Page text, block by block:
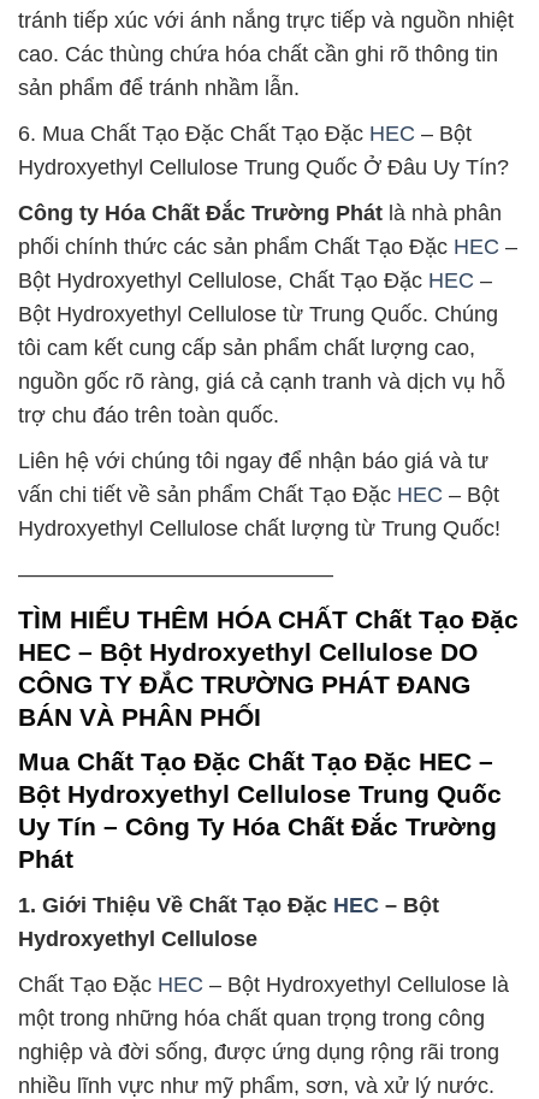
tránh tiếp xúc với ánh nắng trực tiếp và nguồn nhiệt
cao. Các thùng chứa hóa chất cần ghi rõ thông tin
sản phẩm để tránh nhầm lẫn.
6. Mua Chất Tạo Đặc Chất Tạo Đặc HEC – Bột
Hydroxyethyl Cellulose Trung Quốc Ở Đâu Uy Tín?
Công ty Hóa Chất Đắc Trường Phát là nhà phân
phối chính thức các sản phẩm Chất Tạo Đặc HEC –
Bột Hydroxyethyl Cellulose, Chất Tạo Đặc HEC –
Bột Hydroxyethyl Cellulose từ Trung Quốc. Chúng
tôi cam kết cung cấp sản phẩm chất lượng cao,
nguồn gốc rõ ràng, giá cả cạnh tranh và dịch vụ hỗ
trợ chu đáo trên toàn quốc.
Liên hệ với chúng tôi ngay để nhận báo giá và tư
vấn chi tiết về sản phẩm Chất Tạo Đặc HEC – Bột
Hydroxyethyl Cellulose chất lượng từ Trung Quốc!
——————————————–
TÌM HIỂU THÊM HÓA CHẤT Chất Tạo Đặc
HEC – Bột Hydroxyethyl Cellulose DO
CÔNG TY ĐẮC TRƯỜNG PHÁT ĐANG
BÁN VÀ PHÂN PHỐI
Mua Chất Tạo Đặc Chất Tạo Đặc HEC –
Bột Hydroxyethyl Cellulose Trung Quốc
Uy Tín – Công Ty Hóa Chất Đắc Trường
Phát
1. Giới Thiệu Về Chất Tạo Đặc HEC – Bột
Hydroxyethyl Cellulose
Chất Tạo Đặc HEC – Bột Hydroxyethyl Cellulose là
một trong những hóa chất quan trọng trong công
nghiệp và đời sống, được ứng dụng rộng rãi trong
nhiều lĩnh vực như mỹ phẩm, sơn, và xử lý nước.